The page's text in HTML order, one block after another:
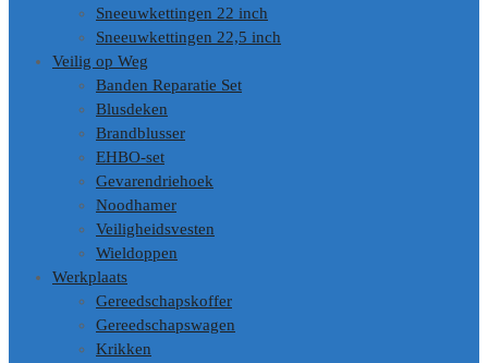
Sneeuwkettingen 22 inch
Sneeuwkettingen 22,5 inch
Veilig op Weg
Banden Reparatie Set
Blusdeken
Brandblusser
EHBO-set
Gevarendriehoek
Noodhamer
Veiligheidsvesten
Wieldoppen
Werkplaats
Gereedschapskoffer
Gereedschapswagen
Krikken